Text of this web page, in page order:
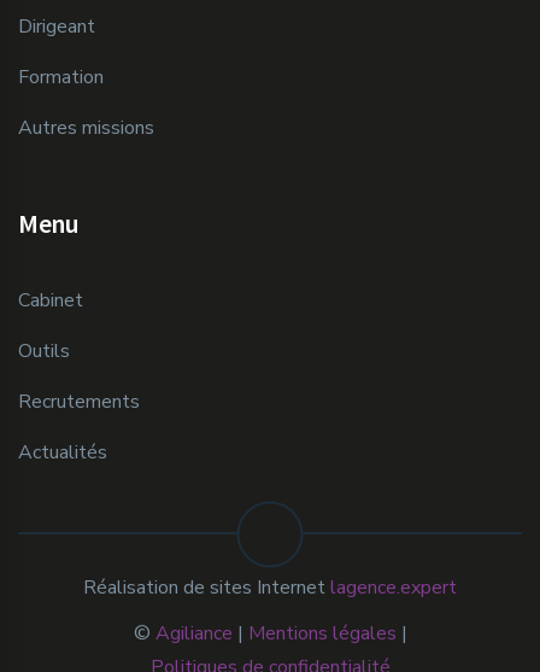
Dirigeant
Formation
Autres missions
Menu
Cabinet
Outils
Recrutements
Actualités
© Agiliance | Mentions légales |
Réalisation de sites Internetlagence.expert